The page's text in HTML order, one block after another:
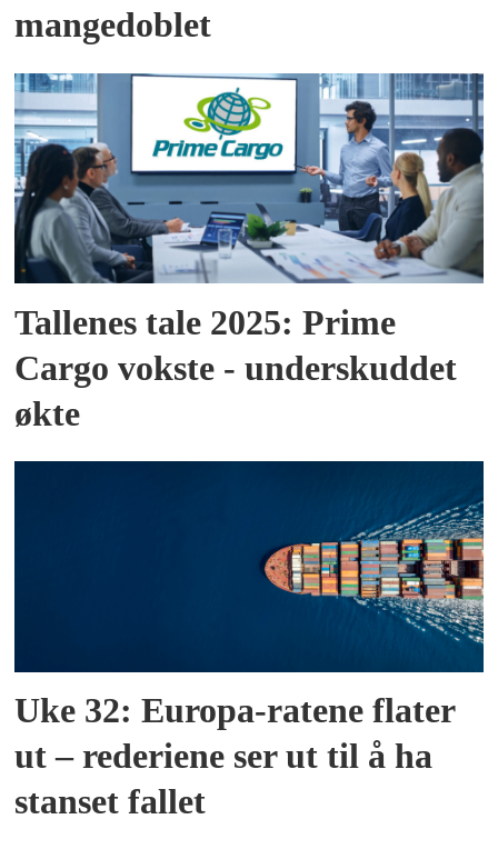
mangedoblet
Tallenes tale 2025: Prime
Cargo vokste - underskuddet
økte
Uke 32: Europa-ratene flater
ut – rederiene ser ut til å ha
stanset fallet